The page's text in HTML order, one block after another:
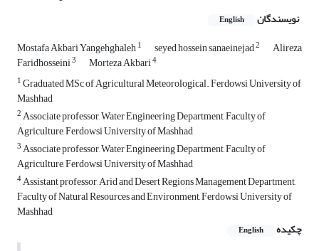
نویسندگان English
Mostafa Akbari Yangehghaleh1 seyed hossein sanaeinejad2 Alireza
Faridhosseini3 Morteza Akbari4
1Graduated MSc of Agricultural Meteorological. Ferdowsi University of
Mashhad
2Associate professor, Water Engineering Department, Faculty of
Agriculture, Ferdowsi University of Mashhad
3Associate professor, Water Engineering Department, Faculty of
Agriculture, Ferdowsi University of Mashhad
4Assistant professor, Arid and Desert Regions Management Department,
Faculty of Natural Resources and Environment, Ferdowsi University of
Mashhad
چکیده
English